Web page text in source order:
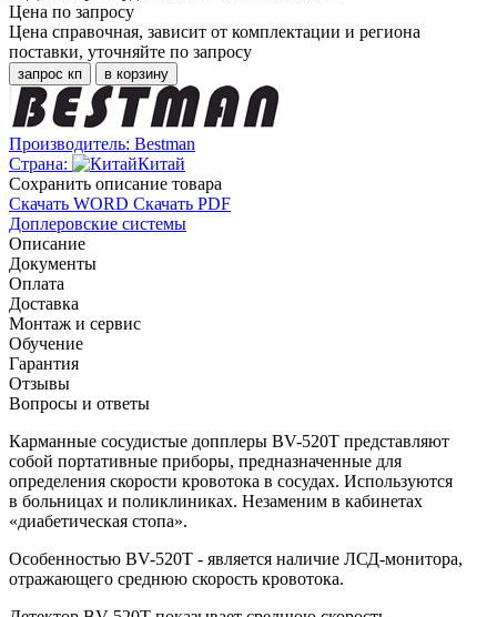
Цена по запросу
Цена справочная, зависит от комплектации и региона
поставки, уточняйте по запросу
запрос кп в корзину
Производитель: Bestman
Страна:
Китай
Cохранить описание товара
Скачать WORD Скачать PDF
Доплеровские системы
Описание
Документы
Оплата
Доставка
Монтаж и сервис
Обучение
Гарантия
Отзывы
Вопросы и ответы
Карманные сосудистые допплеры BV-520T представляют
собой портативные приборы, предназначенные для
определения скорости кровотока в сосудах. Используются
в больницах и поликлиниках. Незаменим в кабинетах
«диабетическая стопа».
Особенностью BV-520T - является наличие ЛСД-монитора,
отражающего среднюю скорость кровотока.